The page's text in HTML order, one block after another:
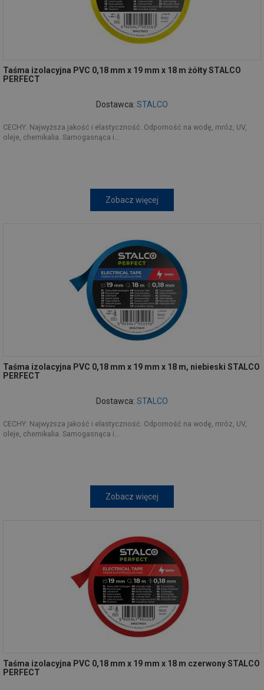
Taśma izolacyjna PVC 0,18 mm x 19 mm x 18 m żółty STALCO
PERFECT
Dostawca: STALCO
CECHY: Najwyższa jakość i elastyczność. Odporność na wodę, mróz, UV,
oleje, chemikalia. Samogasnąca i...
Zobacz więcej
Taśma izolacyjna PVC 0,18 mm x 19 mm x 18 m, niebieski STALCO
PERFECT
Dostawca: STALCO
CECHY: Najwyższa jakość i elastyczność. Odporność na wodę, mróz, UV,
oleje, chemikalia. Samogasnąca i...
Zobacz więcej
Taśma izolacyjna PVC 0,18 mm x 19 mm x 18 m czerwony STALCO
PERFECT